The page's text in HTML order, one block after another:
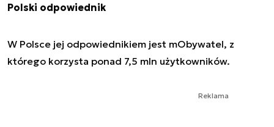
Polski odpowiednik
W Polsce jej odpowiednikiem jest mObywatel, z
którego korzysta ponad 7,5 mln użytkowników.
Reklama